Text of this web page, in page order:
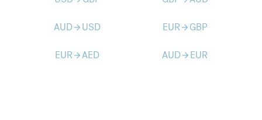
AUDarrow_forward USD EURarrow_forward GBP
EURarrow_forwardAED AUDarrow_forward EUR